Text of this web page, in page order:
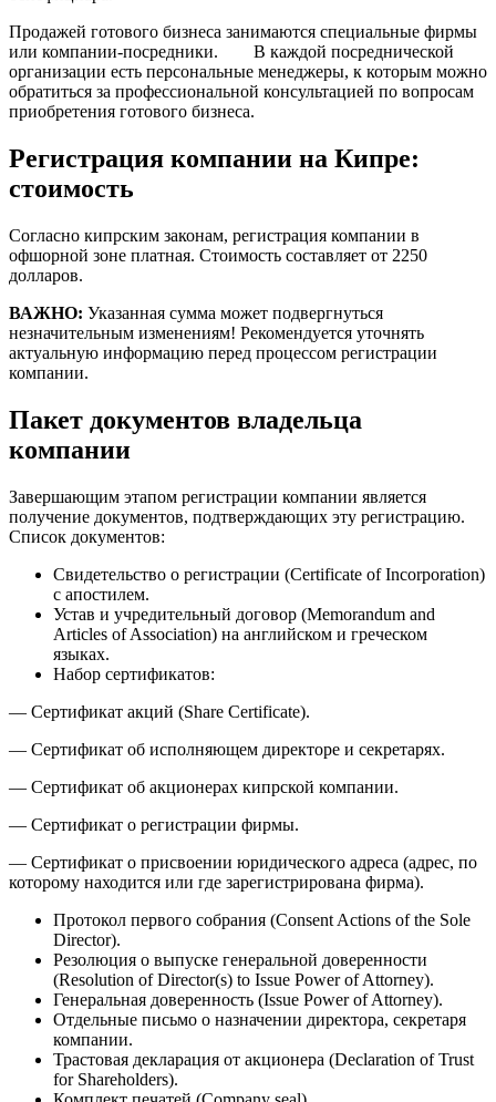
Продажей готового бизнеса занимаются специальные фирмы
или компании-посредники.
В каждой посреднической
организации есть персональные менеджеры, к которым можно
обратиться за профессиональной консультацией по вопросам
приобретения готового бизнеса.
Регистрация компании на Кипре:
стоимость
Согласно кипрским законам, регистрация компании в
офшорной зоне платная. Стоимость составляет от 2250
долларов.
ВАЖНО: Указанная сумма может подвергнуться
незначительным изменениям! Рекомендуется уточнять
актуальную информацию перед процессом регистрации
компании.
Пакет документов владельца
компании
Завершающим этапом регистрации компании является
получение документов, подтверждающих эту регистрацию.
Список документов:
Свидетельство о регистрации (Certificate of Incorporation)
с апостилем.
Устав и учредительный договор (Memorandum and
Articles of Association) на английском и греческом
языках.
Набор сертификатов:
— Сертификат акций (Share Certificate).
— Сертификат об исполняющем директоре и секретарях.
— Сертификат об акционерах кипрской компании.
— Сертификат о регистрации фирмы.
— Сертификат о присвоении юридического адреса (адрес, по
которому находится или где зарегистрирована фирма).
Протокол первого собрания (Consent Actions of the Sole
Director).
Резолюция о выпуске генеральной доверенности
(Resolution of Director(s) to Issue Power of Attorney).
Генеральная доверенность (Issue Power of Attorney).
Отдельные письмо о назначении директора, секретаря
компании.
Трастовая декларация от акционера (Declaration of Trust
for Shareholders).